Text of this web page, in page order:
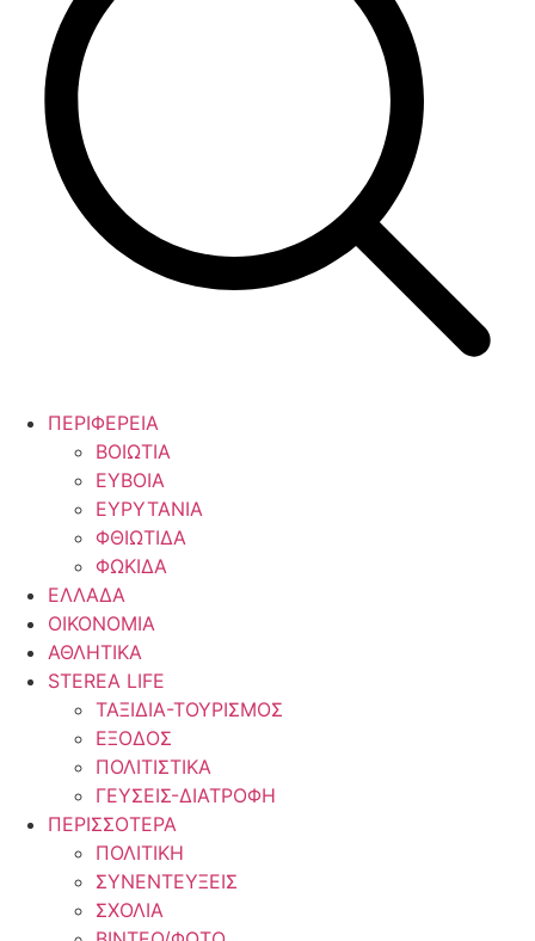
ΠΕΡΙΦΕΡΕΙΑ
ΒΟΙΩΤΙΑ
ΕΥΒΟΙΑ
ΕΥΡΥΤΑΝΙΑ
ΦΘΙΩΤΙΔΑ
ΦΩΚΙΔΑ
ΕΛΛΑΔΑ
ΟΙΚΟΝΟΜΙΑ
ΑΘΛΗΤΙΚΑ
STEREA LIFE
ΤΑΞΙΔΙΑ-ΤΟΥΡΙΣΜΟΣ
ΕΞΟΔΟΣ
ΠΟΛΙΤΙΣΤΙΚΑ
ΓΕΥΣΕΙΣ-ΔΙΑΤΡΟΦΗ
ΠΕΡΙΣΣΟΤΕΡΑ
ΠΟΛΙΤΙΚΗ
ΣΥΝΕΝΤΕΥΞΕΙΣ
ΣΧΟΛΙΑ